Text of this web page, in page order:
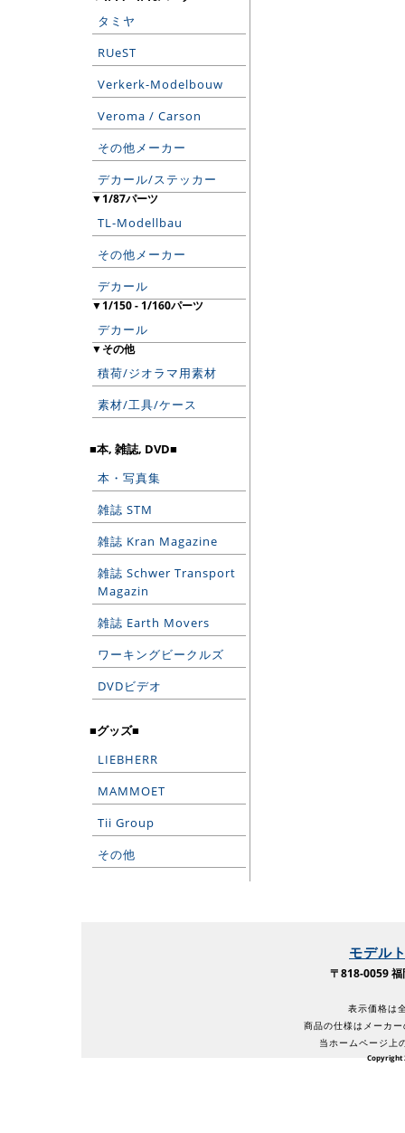
タミヤ
RUeST
Verkerk-Modelbouw
Veroma / Carson
その他メーカー
デカール/ステッカー
▼1/87パーツ
TL-Modellbau
その他メーカー
デカール
▼1/150 - 1/160パーツ
デカール
▼その他
積荷/ジオラマ用素材
素材/工具/ケース
■本, 雑誌, DVD■
本・写真集
雑誌 STM
雑誌 Kran Magazine
雑誌 Schwer Transport
Magazin
雑誌 Earth Movers
ワーキングビークルズ
DVDビデオ
■グッズ■
LIEBHERR
MAMMOET
Tii Group
その他
モデル
〒818-0059
表示価格は
商品の仕様はメーカ
当ホームページ上
Copyright